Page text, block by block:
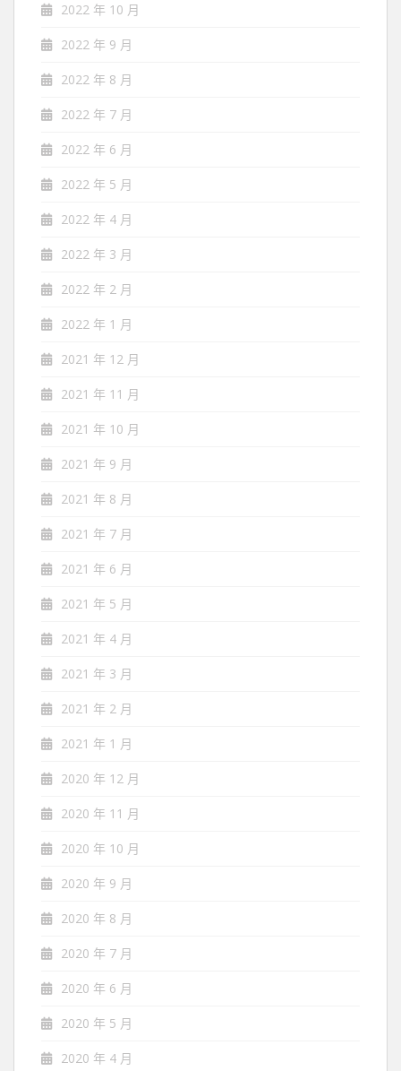
2022 年 10 月
2022 年 9 月
2022 年 8 月
2022 年 7 月
2022 年 6 月
2022 年 5 月
2022 年 4 月
2022 年 3 月
2022 年 2 月
2022 年 1 月
2021 年 12 月
2021 年 11 月
2021 年 10 月
2021 年 9 月
2021 年 8 月
2021 年 7 月
2021 年 6 月
2021 年 5 月
2021 年 4 月
2021 年 3 月
2021 年 2 月
2021 年 1 月
2020 年 12 月
2020 年 11 月
2020 年 10 月
2020 年 9 月
2020 年 8 月
2020 年 7 月
2020 年 6 月
2020 年 5 月
2020 年 4 月